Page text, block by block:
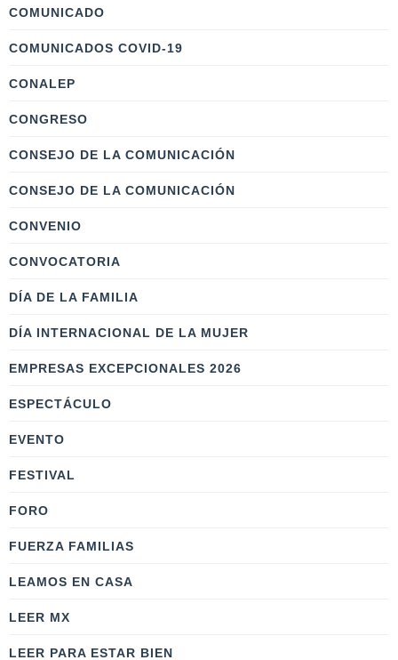
COMUNICADO
COMUNICADOS COVID-19
CONALEP
CONGRESO
CONSEJO DE LA COMUNICACIÓN
CONSEJO DE LA COMUNICACIÓN
CONVENIO
CONVOCATORIA
DÍA DE LA FAMILIA
DÍA INTERNACIONAL DE LA MUJER
EMPRESAS EXCEPCIONALES 2026
ESPECTÁCULO
EVENTO
FESTIVAL
FORO
FUERZA FAMILIAS
LEAMOS EN CASA
LEER MX
LEER PARA ESTAR BIEN